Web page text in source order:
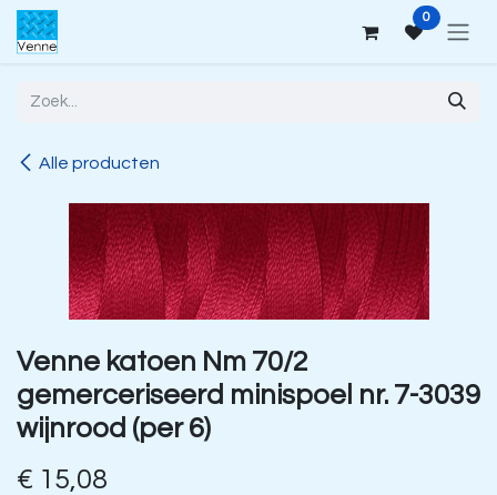
Overslaan naar inhoud 0
Alle producten
Venne katoen Nm 70/2
gemerceriseerd minispoel nr. 7-3039
wijnrood (per 6)
€ 15,08